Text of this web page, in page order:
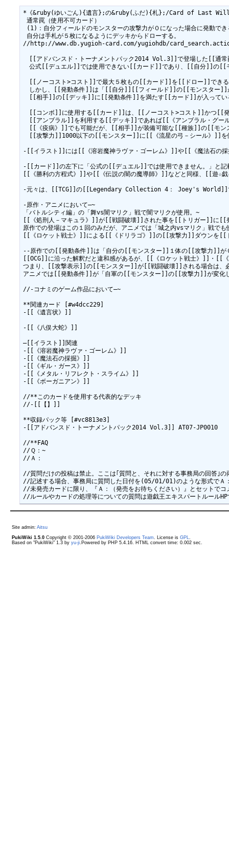
*《&ruby(ゆいごん){遺言};の&ruby(ふだ){札};/Card of Last
通常罠（使用不可カード）
(1)：自分フィールドのモンスターの攻撃力が０になった場合に発動でき
自分は手札が５枚になるようにデッキからドローする。
//http://www.db.yugioh-card.com/yugiohdb/
[[アドバンスド・トーナメントパック2014 Vol.3]]で登場した[[通
公式[[デュエル]]では使用できない[[カード]]であり、[[自分]]の[[
[[ノーコスト>コスト]]で最大５枚もの[[カード]]を[[ドロー]]でき
しかし、[[発動条件]]は「[[自分]][[フィールド]]の[[モンスター]]が
[[相手]]の[[デッキ]]に[[発動条件]]を満たす[[カード]]が入ってい
[[コンボ]]に使用する[[カード]]は、[[ノーコスト>コスト]]かつ[[発
[[アンブラル]]を利用する[[デッキ]]であれば[[《アンブラル・グ
[[《疫病》]]でも可能だが、[[相手]]が装備可能な[[種族]]の[[モン
[[攻撃力]]1000以下の[[モンスター]]に[[《流星の弓－シール》]]を
-[[イラスト]]には[[《溶岩魔神ラヴァ・ゴーレム》]]や[[《魔法石の
-[[カード]]の左下に「公式の[[デュエル]]では使用できません。」と記
[[《勝利の方程式》]]や[[《伝説の闇の魔導師》]]などと同様、[[遊☆戯
-元々は、[[TCG]]の[[Legendary Collection 4： Joey's World]]で
-原作・アニメにおいて―~
「バトルシティ編」の「舞vs闇マリク」戦で闇マリクが使用。~
[[《処刑人－マキュラ》]]が[[戦闘破壊]]された事を[[トリガー]]に
原作での登場はこの１回のみだが、アニメでは「城之内vsマリク」戦でも
[[《ロケット戦士》]]による[[《ドリラゴ》]]の[[攻撃力]]ダウンを
--原作での[[発動条件]]は「自分の[[モンスター]]１体の[[攻撃力]]が
[[OCG]]に沿った解釈だと違和感があるが、[[《ロケット戦士》]]・
つまり、[[攻撃表示]]の[[モンスター]]が[[戦闘破壊]]される場合は、
アニメでは[[発動条件]]が「自軍の[[モンスター]]の[[攻撃力]]が変化
//-コナミのゲーム作品において―~
**関連カード [#w4dcc229]
-[[《遺言状》]]
-[[《八俣大蛇》]]
―[[イラスト]]関連
-[[《溶岩魔神ラヴァ・ゴーレム》]]
-[[《魔法石の採掘》]]
-[[《ギル・ガース》]]
-[[《メタル・リフレクト・スライム》]]
-[[《ボーガニアン》]]
//**このカードを使用する代表的なデッキ
//-[[【】]]
**収録パック等 [#vc8813e3]
-[[アドバンスド・トーナメントパック2014 Vol.3]] AT07-JP0010
//**FAQ
//Ｑ：~
//Ａ：
//質問だけの投稿は禁止。ここは｢質問と、それに対する事務局の回答｣の
//記述する場合、事務局に質問した日付を(05/01/01)のような形式でＡ
//未発売カードに限り、『Ａ：（発売をお待ちください）』とセットで
Site admin: Aitsu
PukiWiki 1.5.0Copyright © 2001-2006 PukiWiki Developers Team . License is GPL
Based on "PukiWiki" 1.3 by yu-ji.Powered by PHP 5.4.16. HTML convert time: 0.002 sec.